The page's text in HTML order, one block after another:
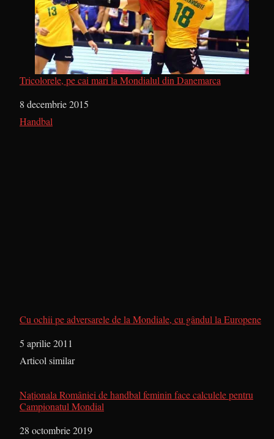
Tricolorele, pe cai mari la Mondialul din Danemarca
Dată
8 decembrie 2015
În legătură cu
Handbal
Cu ochii pe adversarele de la Mondiale, cu gândul la Europene
Dată
5 aprilie 2011
În legătură cu
Articol similar
Naționala României de handbal feminin face calculele pentru
Campionatul Mondial
Dată
28 octombrie 2019